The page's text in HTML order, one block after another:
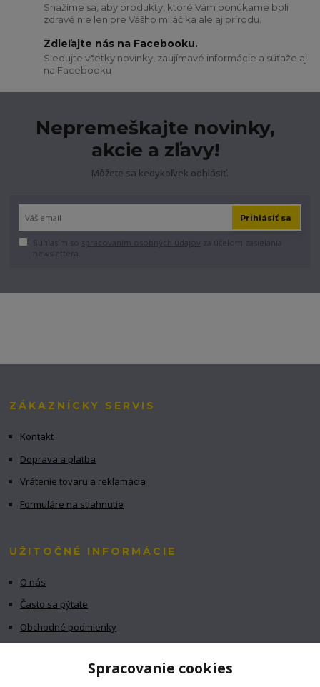
Snažíme sa, aby produkty, ktoré Vám ponúkame boli
zdravé nie len pre Vášho miláčika ale aj prírodu.
Zdieľajte nás na Facebooku.
Sledujte všetky novinky, zaujímavé informácie a súťaže aj
na Facebooku
Nepremeškajte novinky,
akcie a zľavy!
Môžete sa kedykoľvek odhlásiť.
Prihlásiť sa
Súhlasím so spracovaním osobných údajov za účelom zasielania
newslettera.
ZÁKAZNÍCKY SERVIS
Kontakt
Doprava a platba
Vrátenie tovaru a reklamácia
Formuláre na stiahnutie
UŽITOČNÉ INFORMÁCIE
O nás
Často sa pýtate
Obchodné podmienky
Spracovanie cookies